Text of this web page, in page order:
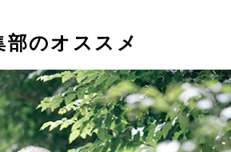
部のオススメ